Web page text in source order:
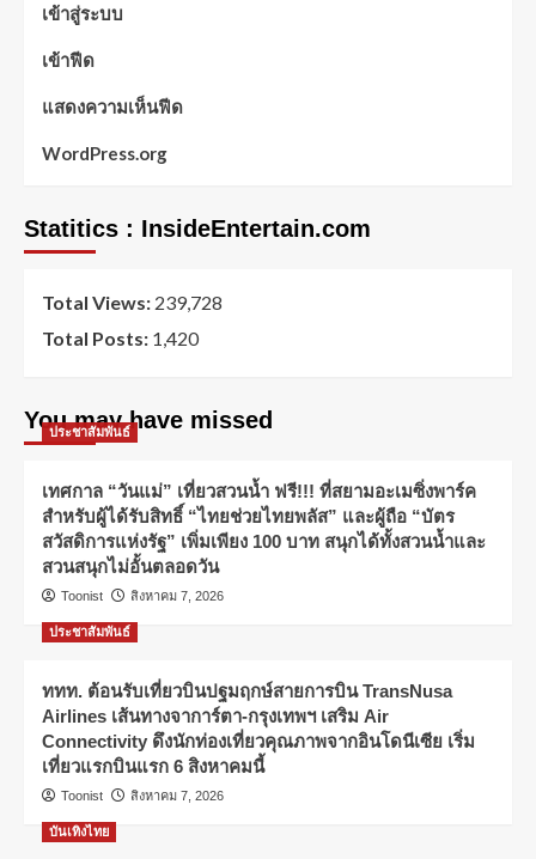
เข้าสู่ระบบ
เข้าฟีด
แสดงความเห็นฟีด
WordPress.org
Statitics : InsideEntertain.com
Total Views: 239,728
Total Posts: 1,420
You may have missed
ประชาสัมพันธ์
เทศกาล “วันแม่” เที่ยวสวนน้ำ ฟรี!!! ที่สยามอะเมซิ่งพาร์ค
สำหรับผู้ได้รับสิทธิ์ “ไทยช่วยไทยพลัส” และผู้ถือ “บัตร
สวัสดิการแห่งรัฐ” เพิ่มเพียง 100 บาท สนุกได้ทั้งสวนน้ำและ
สวนสนุกไม่อั้นตลอดวัน
Toonist สิงหาคม 7, 2026
ประชาสัมพันธ์
ททท. ต้อนรับเที่ยวบินปฐมฤกษ์สายการบิน TransNusa
Airlines เส้นทางจาการ์ตา-กรุงเทพฯ เสริม Air
Connectivity ดึงนักท่องเที่ยวคุณภาพจากอินโดนีเซีย เริ่ม
เที่ยวแรกบินแรก 6 สิงหาคมนี้
Toonist สิงหาคม 7, 2026
บันเทิงไทย